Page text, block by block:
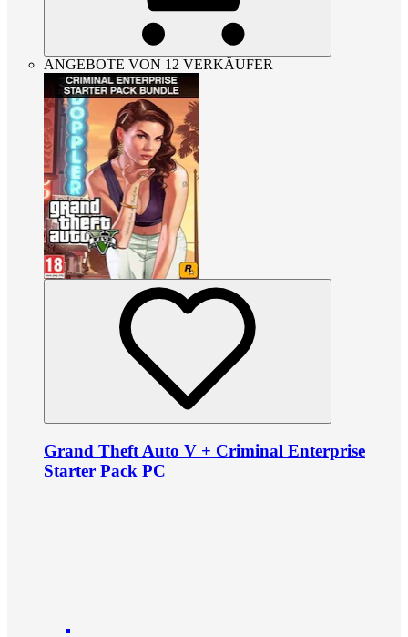
ANGEBOTE VON 12 VERKÄUFER
Grand Theft Auto V + Criminal Enterprise
Starter Pack PC